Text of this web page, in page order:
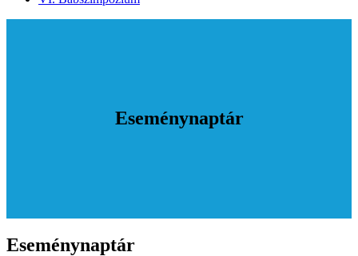
Eseménynaptár
Eseménynaptár